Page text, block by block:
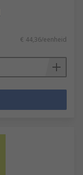
€ 44,36/eenheid